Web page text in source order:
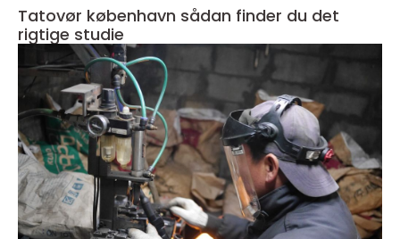
Tatovør københavn sådan finder du det
rigtige studie